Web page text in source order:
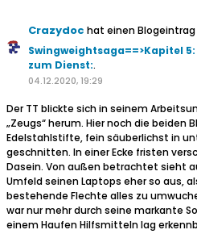
Crazydoc hat einen
Swingweightsaga==>Kapitel 5:
zum Dienst:.
04.12.2020, 19:29
Der TT blickte sich in seinem
„Zeugs“ herum. Hier noch die beiden
Edelstahlstifte, fein säuberlichst in
geschnitten. In einer Ecke fristen
Dasein. Von außen betrachtet sieht
Umfeld seinen Laptops eher so aus,
bestehende Flechte alles zu
war nur mehr durch seine markante
einem Haufen Hilfsmitteln lag